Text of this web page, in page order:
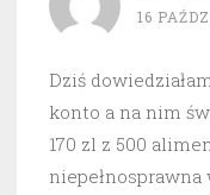
16
Dziś
konto a na nim
170 zl z 500
niepełnosprawna